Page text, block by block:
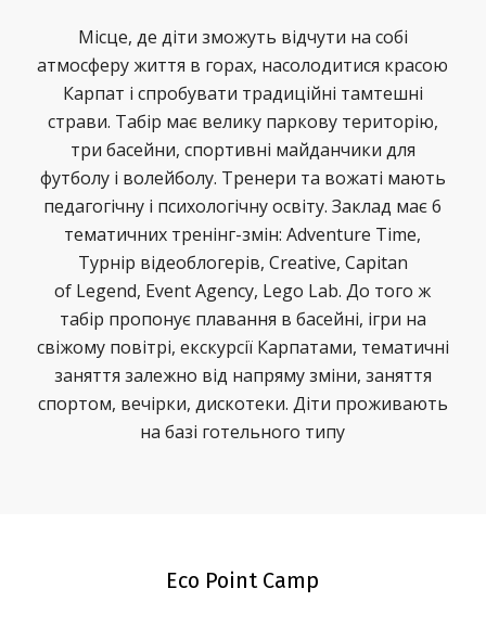
Місце, де діти зможуть відчути на собі
атмосферу життя в горах, насолодитися красою
Карпат і спробувати традиційні тамтешні
страви. Табір має велику паркову територію,
три басейни, спортивні майданчики для
футболу і волейболу. Тренери та вожаті мають
педагогічну і психологічну освіту. Заклад має 6
тематичних тренінг-змін: Adventure Time,
Турнір відеоблогерів, Creative, Capitan
of Legend, Event Agency, Lego Lab. До того ж
табір пропонує плавання в басейні, ігри на
свіжому повітрі, екскурсії Карпатами, тематичні
заняття залежно від напряму зміни, заняття
спортом, вечірки, дискотеки. Діти проживають
на базі готельного типу
Eco Point Camp